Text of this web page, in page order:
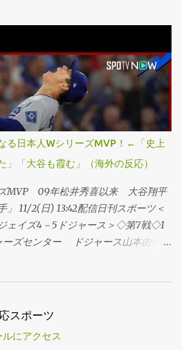
ヤマは伝説。MVPだ。 ・俺はこの瞬
ごい。 ・悲観してたやつらざまあ。
た！花火が上がってるぞ！ ・みんな
は俺のGOATだ。ヤマGOATO！ ・や
バー！ ・ヤマMVPだあああ。 ・よっ
！！ ...
にMVPにふさわしい男はいない。 ・
ンスだった。 ・このシリーズの終わ
。もう二度と見られないようなこと
の伝説どころか、野球の伝説になっ
に必要だったのはこのドジャーブル
てジェイズにいてほしかった。 ・こ
きそうだな。 ・いい写真だ。 ・資金
きだな。 ・あの契約が高すぎるっ
・戦艦ヤマモト。 ・くそ、最高のシ
水を。 ・額に入れて飾りたい。 ・彼
てた。A) ナ・リーグ西地区優勝して
も優勝はなかった。 ・いい酒を探し
らえないだろうけど。 ・ヤマモトは
若きライオンがハイエナの群れに囲
ー化） ・このシリーズの勝敗を分け
果じゃなかったけど、彼の努力が報
る日本人WシリーズMVP！←「史上
「大谷も霞む」（海外の反応）
MVP 09年松井秀喜以来 大谷翔平
」 11/2(日) 13:42配信日刊スポーツ＜
ェイズ4－5ドジャース＞◇第7戦◇1
ーズセンター ドジャース山本由伸投
高のワールドシリーズのパフォーマ
ち上がり、最高のプレッシャーの中
球版の武士道だな。 ・ワールドシリ
スポーツ
にアクセス